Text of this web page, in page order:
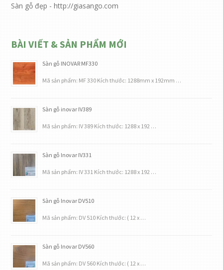
Sàn gỗ đẹp - http://giasango.com
BÀI VIẾT & SẢN PHẨM MỚI
Sàn gỗ INOVAR MF330
Mã sản phẩm: MF 330 Kích thước: 1288mm x 192mm …
Sàn gỗ inovar IV389
Mã sản phẩm: IV 389 Kích thước: 1288 x 192 …
Sàn gỗ Inovar IV331
Mã sản phẩm: IV 331 Kích thước: 1288 x 192 …
Sàn gỗ Inovar DV510
Mã sản phẩm: DV 510 Kích thước: ( 12 x …
Sàn gỗ Inovar DV560
Mã sản phẩm: DV 560 Kích thước: ( 12 x …